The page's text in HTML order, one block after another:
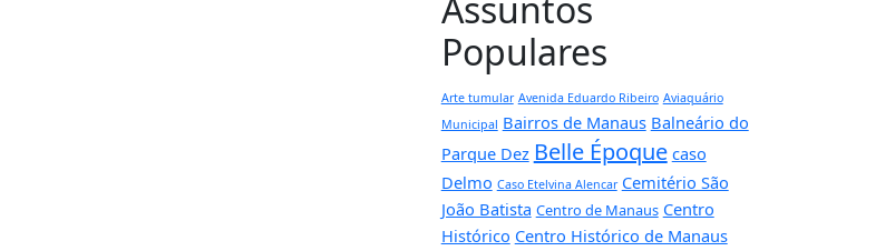
Populares
Arte tumular Avenida Eduardo Ribeiro Aviaquário
Municipal Bairros de Manaus Balneário do
Parque Dez Belle Époque caso
Delmo Caso Etelvina Alencar Cemitério São
João Batista Centro de Manaus Centro
Histórico Centro Histórico de Manaus